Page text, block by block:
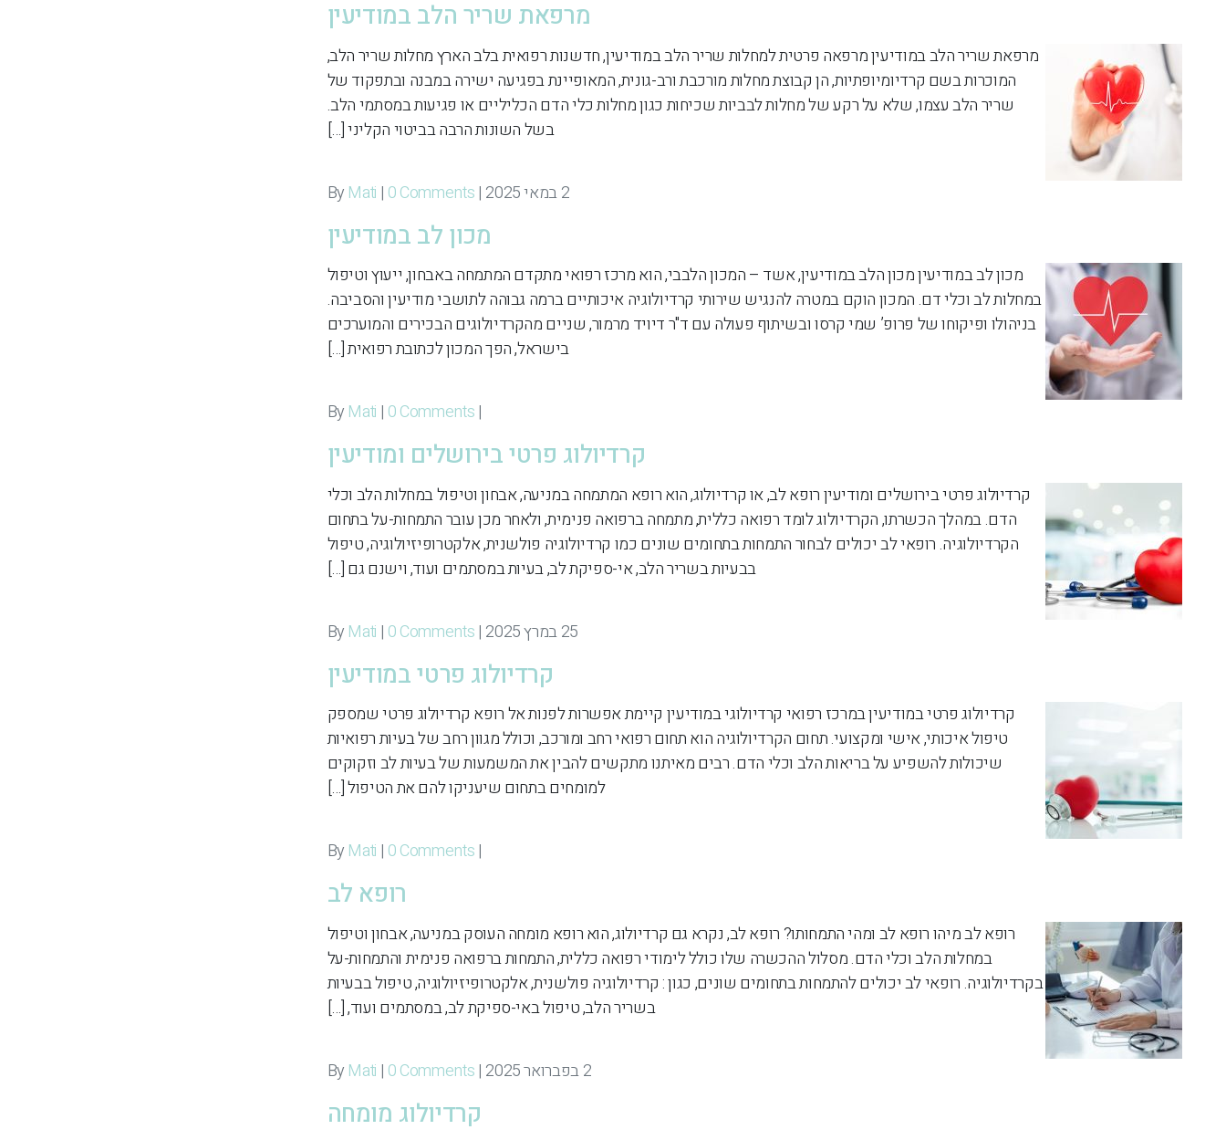
מרפאת שריר הלב במודיעין
מרפאת שריר הלב במודיעין מרפאה פרטית למחלות שריר הלב במודיעין, חדשנות רפואית בלב הארץ מחלות שריר הלב,
המוכרות בשם קרדיומיופתיות, הן קבוצת מחלות מורכבת ורב-גונית, המאופיינת בפגיעה ישירה במבנה ובתפקוד של
שריר הלב עצמו, שלא על רקע של מחלות לבביות שכיחות כגון מחלות כלי הדם הכליליים או פגיעות במסתמי הלב.
בשל השונות הרבה בביטוי הקליני […]
2 במאי 2025 | By Mati | 0 Comments
מכון לב במודיעין
מכון לב במודיעין מכון הלב במודיעין, אשד – המכון הלבבי, הוא מרכז רפואי מתקדם המתמחה באבחון, ייעוץ וטיפול
במחלות לב וכלי דם. המכון הוקם במטרה להנגיש שירותי קרדיולוגיה איכותיים ברמה גבוהה לתושבי מודיעין והסביבה.
בניהולו ופיקוחו של פרופ’ שמי קרסו ובשיתוף פעולה עם ד"ר דיויד מרמור, שניים מהקרדיולוגים הבכירים והמוערכים
בישראל, הפך המכון לכתובת רפואית […]
| By
Mati | 0 Comments
קרדיולוג פרטי בירושלים ומודיעין
קרדיולוג פרטי בירושלים ומודיעין רופא לב, או קרדיולוג, הוא רופא המתמחה במניעה, אבחון וטיפול במחלות הלב וכלי
הדם. במהלך הכשרתו, הקרדיולוג לומד רפואה כללית, מתמחה ברפואה פנימית, ולאחר מכן עובר התמחות-על בתחום
הקרדיולוגיה. רופאי לב יכולים לבחור התמחות בתחומים שונים כמו קרדיולוגיה פולשנית, אלקטרופיזיולוגיה, טיפול
בבעיות בשריר הלב, אי-ספיקת לב, בעיות במסתמים ועוד, וישנם גם […]
25 במרץ 2025 | By Mati | 0 Comments
קרדיולוג פרטי במודיעין
קרדיולוג פרטי במודיעין במרכז רפואי קרדיולוגי במודיעין קיימת אפשרות לפנות אל רופא קרדיולוג פרטי שמספק
טיפול איכותי, אישי ומקצועי. תחום הקרדיולוגיה הוא תחום רפואי רחב ומורכב, וכולל מגוון רחב של בעיות רפואיות
שיכולות להשפיע על בריאות הלב וכלי הדם. רבים מאיתנו מתקשים להבין את המשמעות של בעיות לב וזקוקים
למומחים בתחום שיעניקו להם את הטיפול […]
| By
Mati | 0 Comments
רופא לב
רופא לב מיהו רופא לב ומהי התמחותו? רופא לב, נקרא גם קרדיולוג, הוא רופא מומחה העוסק במניעה, אבחון וטיפול
במחלות הלב וכלי הדם. מסלול ההכשרה שלו כולל לימודי רפואה כללית, התמחות ברפואה פנימית והתמחות-על
בקרדיולוגיה. רופאי לב יכולים להתמחות בתחומים שונים, כגון : קרדיולוגיה פולשנית, אלקטרופיזיולוגיה, טיפול בבעיות
בשריר הלב, טיפול באי-ספיקת לב, במסתמים ועוד, […]
2 בפברואר 2025 | By Mati | 0 Comments
קרדיולוג מומחה